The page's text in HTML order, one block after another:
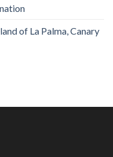
of La Palma, Canary